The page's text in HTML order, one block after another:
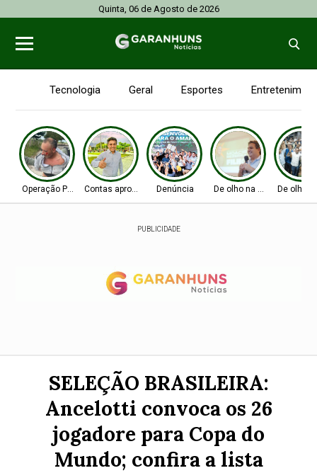
Quinta, 06 de Agosto de 2026
Tecnologia Geral Esportes
Operação PolicialContas aprovadas Denúncia De olho na AlepeDe olho
PUBLICIDADE
SELEÇÃO BRASILEIRA:
Ancelotti convoca os 26
jogadore para Copa do
Mundo; confira a lista